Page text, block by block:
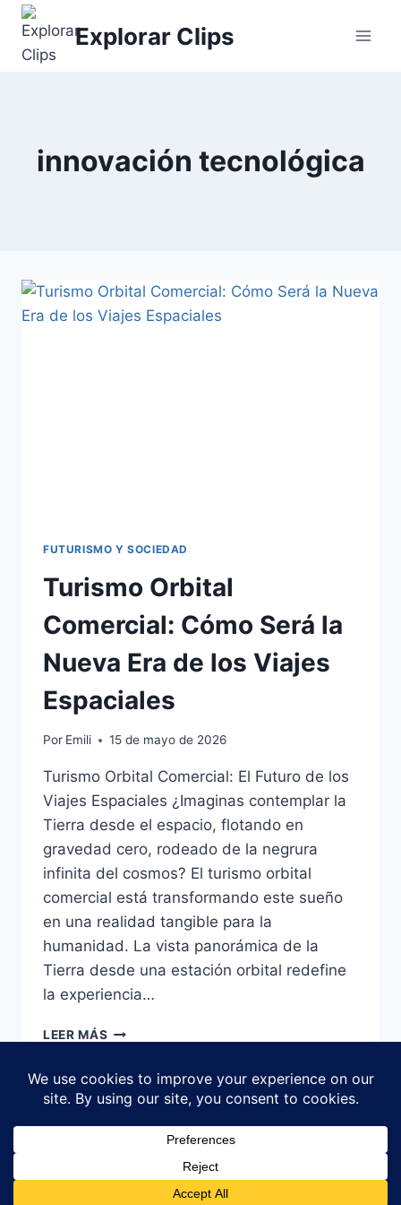
Saltar
contenido
Explorar Clips
innovación tecnológica
FUTURISMO Y SOCIEDAD
Turismo Orbital
Comercial: Cómo Será la
Nueva Era de los Viajes
Espaciales
Por Emili 15 de mayo de 2026
Turismo Orbital Comercial: El Futuro de los
Viajes Espaciales ¿Imaginas contemplar la
Tierra desde el espacio, flotando en
gravedad cero, rodeado de la negrura
infinita del cosmos? El turismo orbital
comercial está transformando este sueño
en una realidad tangible para la
humanidad. La vista panorámica de la
Tierra desde una estación orbital redefine
la experiencia…
LEER MÁS TURISMO
CÓMO
SERÁ
LA
DE
Kadence WP